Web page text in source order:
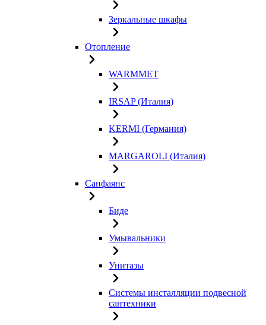
Зеркальные шкафы
Отопление
WARMMET
IRSAP (Италия)
KERMI (Германия)
MARGAROLI (Италия)
Санфаянс
Биде
Умывальники
Унитазы
Системы инсталляции подвесной
сантехники